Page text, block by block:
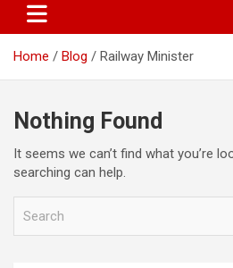
Home Blog Railway Minister
Nothing Found
It seems we can’t find what you’re
searching can help.